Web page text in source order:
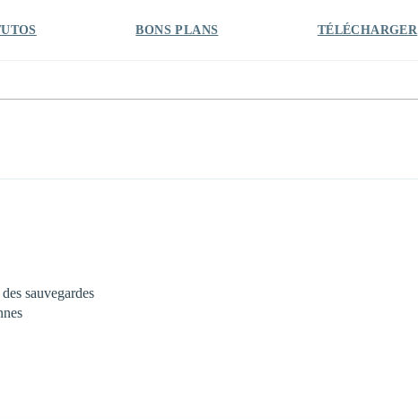
BONS PLANS TÉLÉCHARGER
sauvegardes